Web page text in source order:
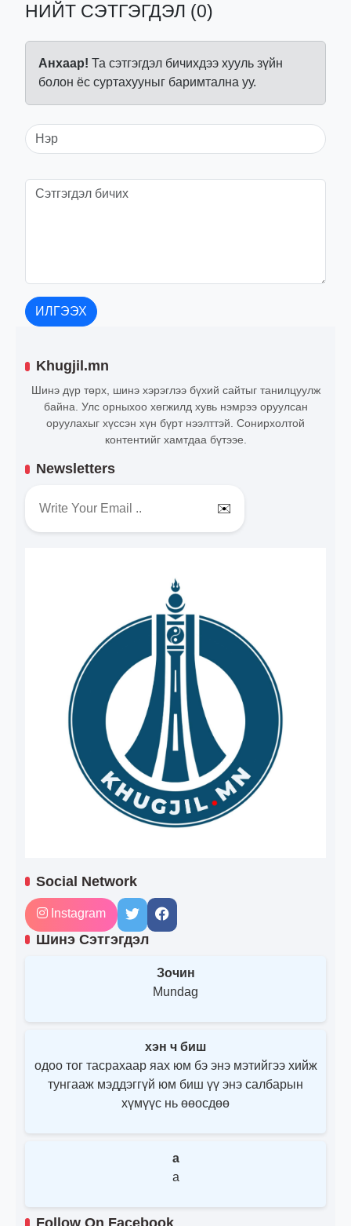
НИЙТ СЭТГЭГДЭЛ (0)
Анхаар! Та сэтгэгдэл бичихдээ хууль зүйн
болон ёс суртахууныг баримтална уу.
ИЛГЭЭХ
Khugjil.mn
Шинэ дүр төрх, шинэ хэрэглээ бүхий сайтыг танилцуулж
байна. Улс орныхоо хөгжилд хувь нэмрээ оруулсан
оруулахыг хүссэн хүн бүрт нээлттэй. Сонирхолтой
контентийг хамтдаа бүтээе.
Newsletters
✉️
Social Network
Instagram
Шинэ Сэтгэгдэл
Зочин
Mundag
хэн ч биш
одоо тог тасрахаар яах юм бэ энэ мэтийгээ хийж
тунгааж мэддэггүй юм биш үү энэ салбарын
хүмүүс нь өөосдөө
a
a
Follow On Facebook